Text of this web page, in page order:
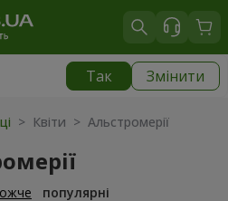
Так Змінити
> Квіти > Альстромерії
популярні